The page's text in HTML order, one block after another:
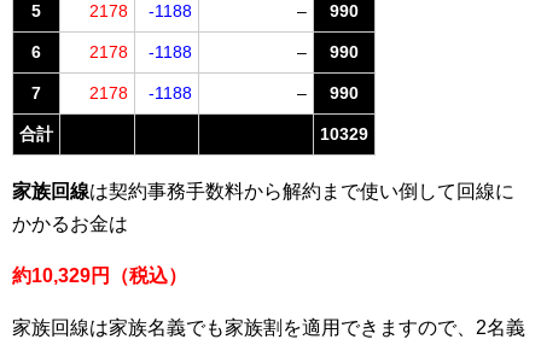
5 2178 -1188 – 990
6 2178 -1188 – 990
7 2178 -1188 – 990
合計 10329
家族回線は契約事務手数料から解約まで使い倒して回線に
かかるお金は
約10,329円（税込）
家族回線は家族名義でも家族割を適用できますので、2名義